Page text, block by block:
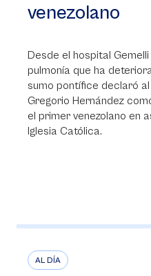
venezolano
Desde el hospital
pulmonía que ha
sumo pontífice declaró
Gregorio Hernández
el primer venezolano en
Iglesia Católica.
AL DÍA